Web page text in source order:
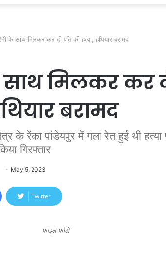
के साथ मिलकर कर दी पति की हत्या, हथियार बरामद
साथ मिलकर कर
बरामद
के रेंका पांडेयपुर में गला रेत हुई थी
गिरफ्तार
n
May 5, 2023
Twitter
फाइल फोटो